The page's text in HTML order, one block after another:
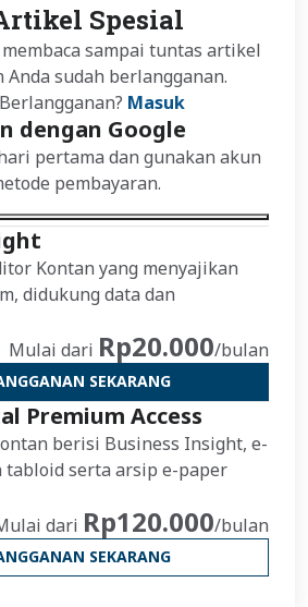
Spesial
sampai tuntas artikel
sudah berlangganan.
Masuk
dengan Google
pertama dan gunakan akun
pembayaran.
Kontan yang menyajikan
didukung data dan
Mulai dari Rp20.000/bulan
SEKARANG
Premium Access
berisi Business Insight, e-
tabloid serta arsip e-paper
dari Rp120.000/bulan
SEKARANG